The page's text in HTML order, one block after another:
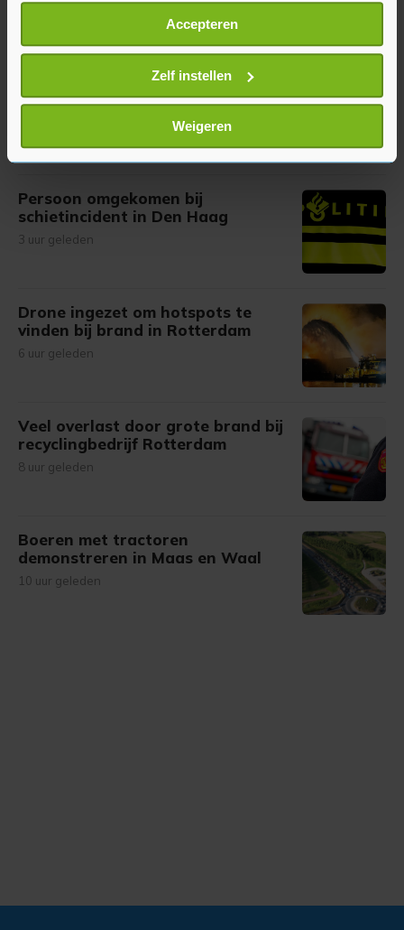
Als u het toestaat, willen we ook graag:
Informatie verzamelen over uw geografische
locatie, die tot een paar meter nauwkeurig kan zijn
Uw apparaat identificeren door het actief te
scannen op specifieke eigenschappen (fingerprinting)
Lees meer over hoe uw persoonlijke gegevens worden
verwerkt en stel uw voorkeuren in het
U kunt uw toestemming op elk moment wijzigen of
Met cookies werkt onze website beter en wordt jouw
bezoek makkelijker en persoonlijker. Op
onze cookiepagina kun je ons cookiebeleid bekijken en je
Accepteren
Zelf instellen
Weigeren
Meer uit Binnenland
Brand bij recyclingbedrijf
Rotterdam onder controle
Persoon omgekomen bij
schietincident in Den Haag
3 uur geleden
Drone ingezet om hotspots te
vinden bij brand in Rotterdam
6 uur geleden
Veel overlast door grote brand bij
recyclingbedrijf Rotterdam
8 uur geleden
Boeren met tractoren
demonstreren in Maas en Waal
10 uur geleden